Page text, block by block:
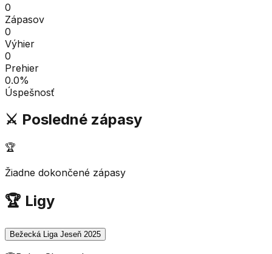
0
Zápasov
0
Výhier
0
Prehier
0.0%
Úspešnosť
⚔️ Posledné zápasy
🏆
Žiadne dokončené zápasy
🏆 Ligy
Bežecká Liga Jeseň 2025